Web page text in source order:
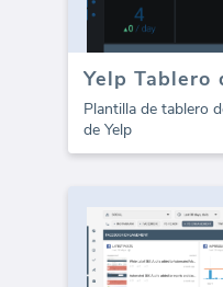
Plantilla de tablero
de Yelp